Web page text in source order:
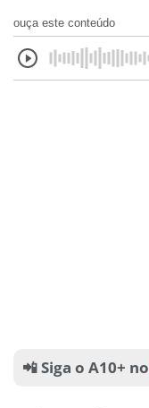
ouça este conteúdo
📲 Siga o A10+ no